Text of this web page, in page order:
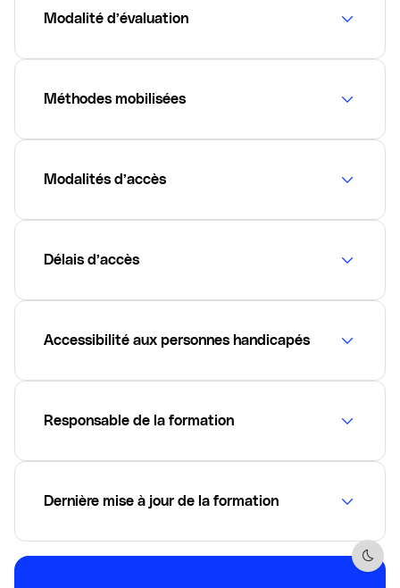
Modalité d’évaluation
Méthodes mobilisées
Modalités d’accès
Délais d’accès
Accessibilité aux personnes handicapés
Responsable de la formation
Dernière mise à jour de la formation
Dark